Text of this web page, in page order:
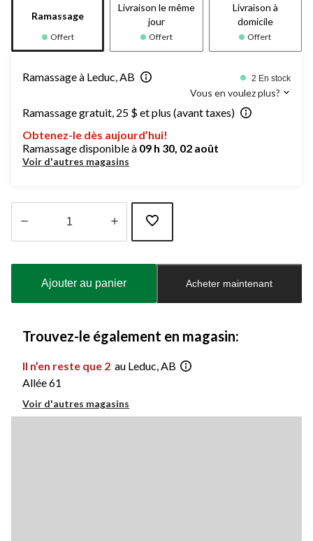
Ramassage
Offert
Livraison le même
jour
Offert
Livraison à
domicile
Offert
Ramassage à Leduc, AB 2 En stock
Vous en voulez plus?
Ramassage gratuit, 25 $ et plus (avant taxes)
Obtenez-le dès aujourd’hui!
Ramassage disponible à 09 h 30, 02 août
Voir d'autres magasins
à
Ajouter au panier Acheter maintenant
Trouvez-le également en magasin:
Il n’en reste que 2 au Leduc, AB
Allée 61
Voir d'autres magasins